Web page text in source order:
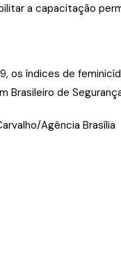
a capacitação
os índices de
Brasileiro de
Agência Brasília